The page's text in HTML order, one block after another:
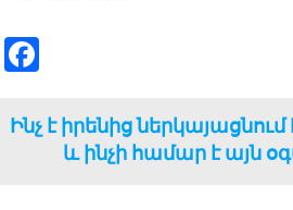
b
Ինչ է իրենից
և ինչի համար է այն